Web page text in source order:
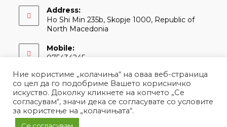
Address:
Ho Shi Min 235b, Skopje 1000, Republic of
North Macedonia
Mobile:
075434245
Email:
contact@martina.mkOpens
in
your
application
Ние користиме „колачиња“ на оваа веб-страница
со цел да го подобриме Вашето корисничко
искуство. Доколку кликнете на копчето „Се
согласувам“, значи дека се согласувате со условите
за користење на „колачињата“.